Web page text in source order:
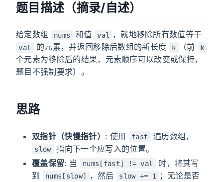
题目描述（摘录/自述）
给定数组 nums 和值 val ，就地移除所有数值等于
val 的元素，并返回移除后数组的新长度 k （前 k
个元素为移除后的结果，元素顺序可以改变或保持，
题目不强制要求）。
思路
双指针（快慢指针） : 使用 fast 遍历数组，
slow
指向下一个应写入的位置。
覆盖保留: 当 nums[fast] != val
时，将其写
到
nums[slow] ，然后 slow += 1
；无论是否